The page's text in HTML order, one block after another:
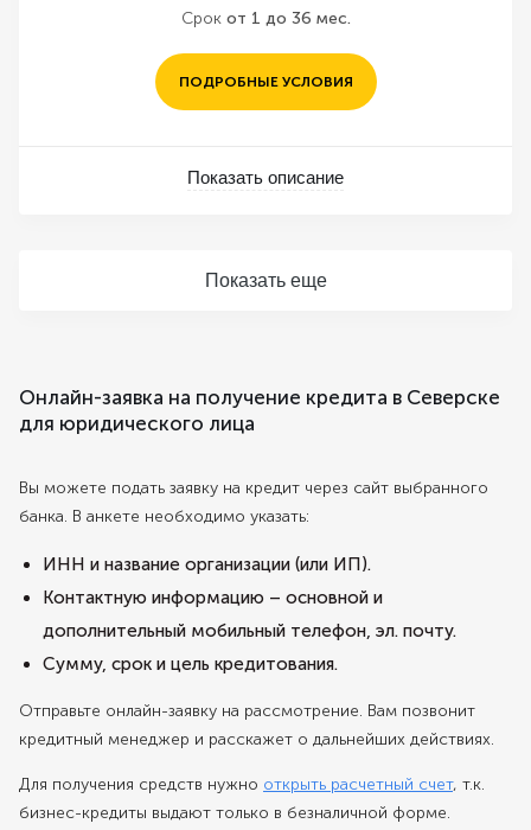
Срок от 1 до 36 мес.
ПОДРОБНЫЕ УСЛОВИЯ
Показать описание
Показать еще
Онлайн-заявка на получение кредита в Северске
для юридического лица
Вы можете подать заявку на кредит через сайт выбранного
банка. В анкете необходимо указать:
ИНН и название организации (или ИП).
Контактную информацию – основной и
дополнительный мобильный телефон, эл. почту.
Сумму, срок и цель кредитования.
Отправьте онлайн-заявку на рассмотрение. Вам позвонит
кредитный менеджер и расскажет о дальнейших действиях.
Для получения средств нужно открыть расчетный счет, т.к.
бизнес-кредиты выдают только в безналичной форме.